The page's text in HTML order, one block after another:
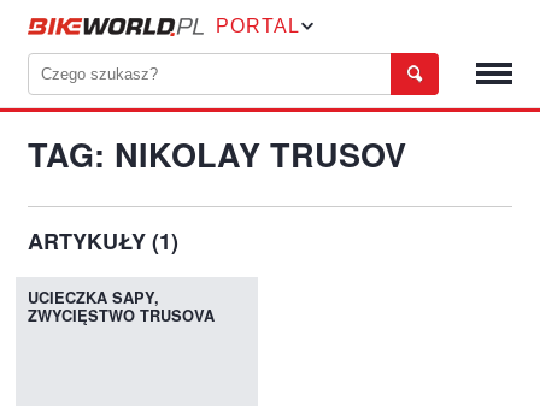
PORTAL
TAG: NIKOLAY TRUSOV
ARTYKUŁY (1)
UCIECZKA SAPY,
ZWYCIĘSTWO TRUSOVA